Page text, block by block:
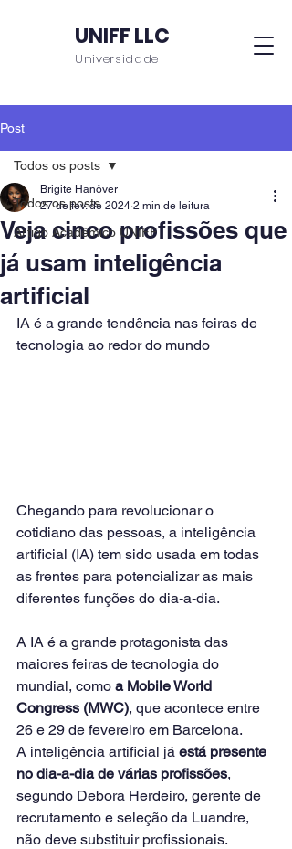
UNIFF LLC
Universidade
Post
Todos os posts
Artigo Acadêmico UNIFF
Todos os posts
Veja cinco profissões que
já usam inteligência
artificial
Brigite Hanôver
27 de fev. de 2024 2 min de leitura
IA é a grande tendência nas feiras de
tecnologia ao redor do mundo
Chegando para revolucionar o
cotidiano das pessoas, a inteligência
artificial (IA) tem sido usada em todas
as frentes para potencializar as mais
diferentes funções do dia-a-dia.
A IA é a grande protagonista das
maiores feiras de tecnologia do
mundial, como a Mobile World
Congress (MWC), que acontece entre
26 e 29 de fevereiro em Barcelona.
A inteligência artificial já está presente
no dia-a-dia de várias profissões,
segundo Debora Herdeiro, gerente de
recrutamento e seleção da Luandre,
não deve substituir profissionais.